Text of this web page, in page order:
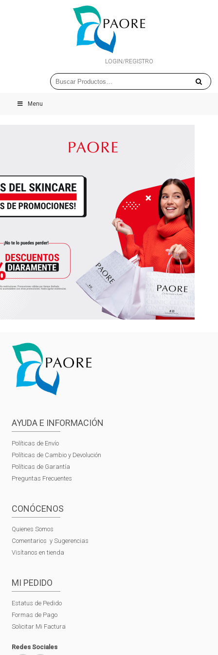
LOGIN/REGISTRO
Menu
AYUDA E INFORMACIÓN
Políticas de Envío
Políticas de Cambio y Devolución
Políticas de Garantía
Preguntas Frecuentes
CONÓCENOS
Quienes Somos
Comentarios y Sugerencias
Visítanos en tienda
MI PEDIDO
Estatus de Pedido
Formas de Pago
Solicitar Mi Factura
Redes Sociales